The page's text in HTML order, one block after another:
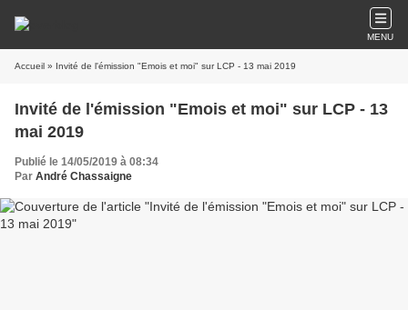
MENU
Accueil » Invité de l'émission "Emois et moi" sur LCP - 13 mai 2019
Invité de l'émission "Emois et moi" sur LCP - 13
mai 2019
Publié le 14/05/2019 à 08:34
Par André Chassaigne